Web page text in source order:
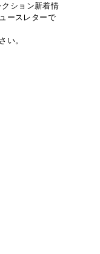
ション新着情
ースレターで
い。